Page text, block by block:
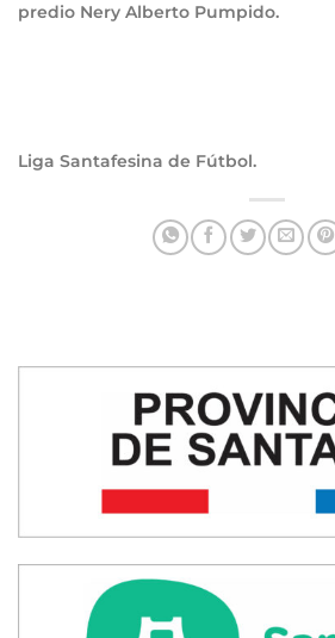
predio Nery Alberto Pumpido.
Liga Santafesina de Fútbol.